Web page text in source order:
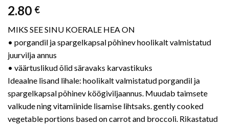
2.80 €
MIKS SEE SINU KOERALE HEA ON
• porgandil ja spargelkapsal põhinev hoolikalt valmistatud
juurvilja annus
• väärtuslikud õlid säravaks karvastikuks
Ideaalne lisand lihale: hoolikalt valmistatud porgandil ja
spargelkapsal põhinev köögiviljaannus. Muudab taimsete
valkude ning vitamiinide lisamise lihtsaks. gently cooked
vegetable portions based on carrot and broccoli. Rikastatud